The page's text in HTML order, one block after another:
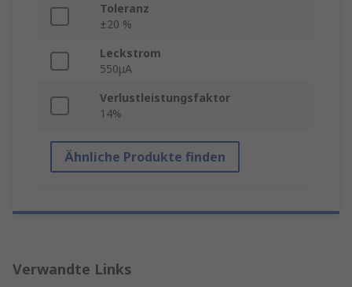
Toleranz
±20 %
Leckstrom
550μA
Verlustleistungsfaktor
14%
Ähnliche Produkte finden
Verwandte Links